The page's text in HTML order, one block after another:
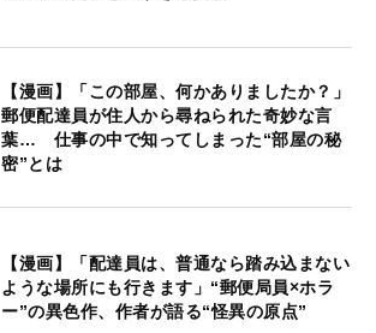
【漫画】「この部屋、何かありましたか？」
郵便配達員が住人から尋ねられた奇妙な言
葉… 仕事の中で知ってしまった“部屋の秘
密”とは
【漫画】「配達員は、普通なら踏み込まない
ような場所にも行きます」“郵便局員×ホラ
ー”の異色作、作者が語る“怪異の原点”